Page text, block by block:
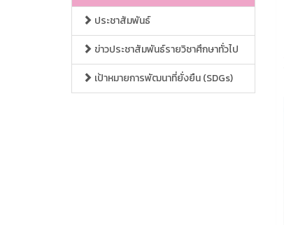
ประชาสัมพันธ์
ข่าวประชาสัมพันธ์รายวิชาศึกษาทั่วไป
เป้าหมายการพัฒนาที่ยั่งยืน (SDGs)